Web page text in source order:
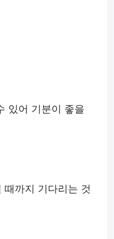
있어 기분이 좋을
까지 기다리는 것